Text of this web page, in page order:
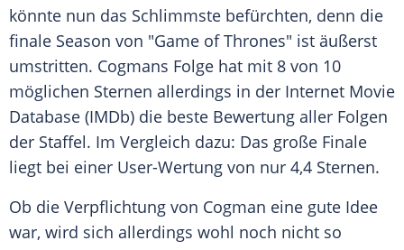
könnte nun das Schlimmste befürchten, denn die
finale Season von "Game of Thrones" ist äußerst
umstritten. Cogmans Folge hat mit 8 von 10
möglichen Sternen allerdings in der Internet Movie
Database (IMDb) die beste Bewertung aller Folgen
der Staffel. Im Vergleich dazu: Das große Finale
liegt bei einer User-Wertung von nur 4,4 Sternen.
Ob die Verpflichtung von Cogman eine gute Idee
war, wird sich allerdings wohl noch nicht so